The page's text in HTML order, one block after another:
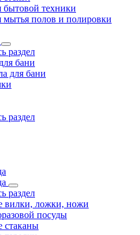
бытовой техники
мытья полов и полировки
раздел
бани
для бани
раздел
раздел
вилки, ложки, ножи
посуды
стаканы